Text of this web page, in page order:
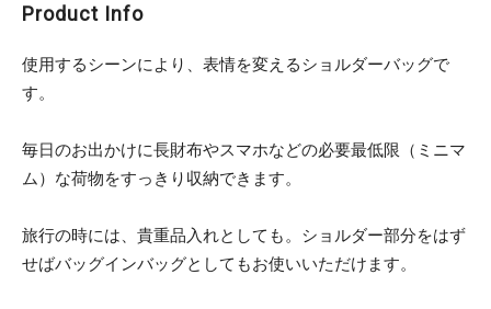
Product Info
使用するシーンにより、表情を変えるショルダーバッグで
す。
毎日のお出かけに長財布やスマホなどの必要最低限（ミニマ
ム）な荷物をすっきり収納できます。
旅行の時には、貴重品入れとしても。ショルダー部分をはず
せばバッグインバッグとしてもお使いいただけます。